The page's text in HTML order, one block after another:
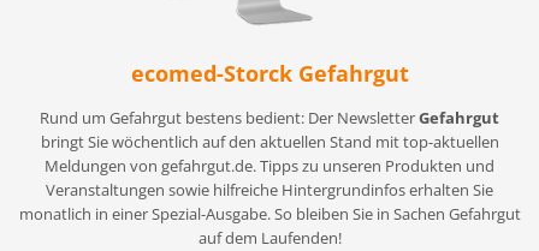
ecomed-Storck Gefahrgut
Rund um Gefahrgut bestens bedient: Der NewsletterGefahrgut
bringt Sie wöchentlich auf den aktuellen Stand mit top-aktuellen
Meldungen von gefahrgut.de. Tipps zu unseren Produkten und
Veranstaltungen sowie hilfreiche Hintergrundinfos erhalten Sie
monatlich in einer Spezial-Ausgabe. So bleiben Sie in Sachen Gefahrgut
auf dem Laufenden!